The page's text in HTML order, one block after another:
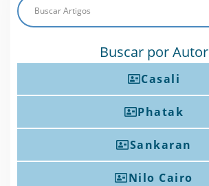
Buscar por Autor
Casali
Phatak
Sankaran
Nilo Cairo